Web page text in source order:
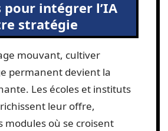
pour intégrer l’IA
stratégie
mouvant, cultiver
permanent devient la
Les écoles et instituts
leur offre,
modules où se croisent